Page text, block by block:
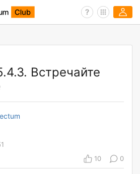
Встречайте
10
0